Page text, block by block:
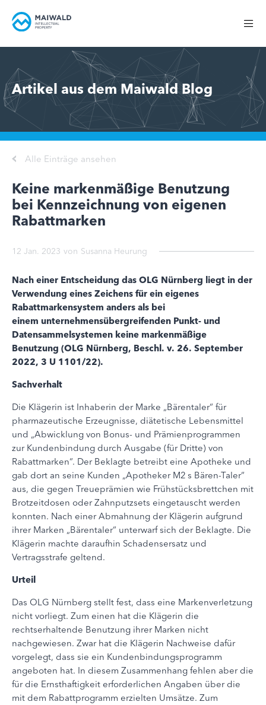
Artikel aus dem Maiwald Blog
Alle Einträge ansehen
Keine markenmäßige Benutzung
bei Kennzeichnung von eigenen
Rabattmarken
12 Jan. 2023 von Susanna Heurung
Nach einer Entscheidung das OLG Nürnberg liegt in der
Verwendung eines Zeichens für ein eigenes
Rabattmarkensystem anders als bei
einem unternehmensübergreifenden Punkt- und
Datensammelsystemen keine markenmäßige
Benutzung (OLG Nürnberg, Beschl. v. 26. September
2022, 3 U 1101/22).
Sachverhalt
Die Klägerin ist Inhaberin der Marke „Bärentaler“ für
pharmazeutische Erzeugnisse, diätetische Lebensmittel
und „Abwicklung von Bonus- und Prämienprogrammen
zur Kundenbindung durch Ausgabe (für Dritte) von
Rabattmarken“. Der Beklagte betreibt eine Apotheke und
gab dort an seine Kunden „Apotheker M2 s Bären-Taler“
aus, die gegen Treueprämien wie Frühstücksbrettchen mit
Brotzeitdosen oder Zahnputzsets eingetauscht werden
konnten. Nach einer Abmahnung der Klägerin aufgrund
ihrer Marken „Bärentaler“ unterwarf sich der Beklagte. Die
Klägerin machte daraufhin Schadensersatz und
Vertragsstrafe geltend.
Urteil
Das OLG Nürnberg stellt fest, dass eine Markenverletzung
nicht vorliegt. Zum einen hat die Klägerin die
rechtserhaltende Benutzung ihrer Marken nicht
nachgewiesen. Zwar hat die Klägerin Nachweise dafür
vorgelegt, dass sie ein Kundenbindungsprogramm
angeboten hat. In diesem Zusammenhang fehlen aber die
für die Ernsthaftigkeit erforderlichen Angaben über die
mit dem Rabattprogramm erzielten Umsätze. Zum